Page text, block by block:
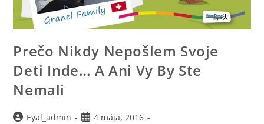
Prečo Nikdy Nepošlem Svoje
Deti Inde… A Ani Vy By Ste
Nemali
Eyal_admin
4 mája, 2016